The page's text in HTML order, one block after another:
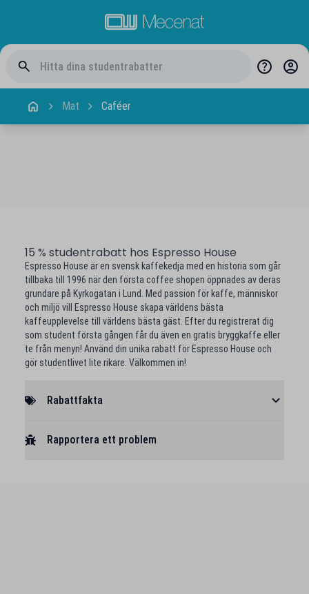
Mat Caféer
15 % studentrabatt hos Espresso House
Espresso House är en svensk kaffekedja med en historia som går
tillbaka till 1996 när den första coffee shopen öppnades av deras
grundare på Kyrkogatan i Lund. Med passion för kaffe, människor
och miljö vill Espresso House skapa världens bästa
kaffeupplevelse till världens bästa gäst. Efter du registrerat dig
som student första gången får du även en gratis bryggkaffe eller
te från menyn! Använd din unika rabatt för Espresso House och
gör studentlivet lite rikare. Välkommen in!
Rabattfakta
Rapportera ett problem